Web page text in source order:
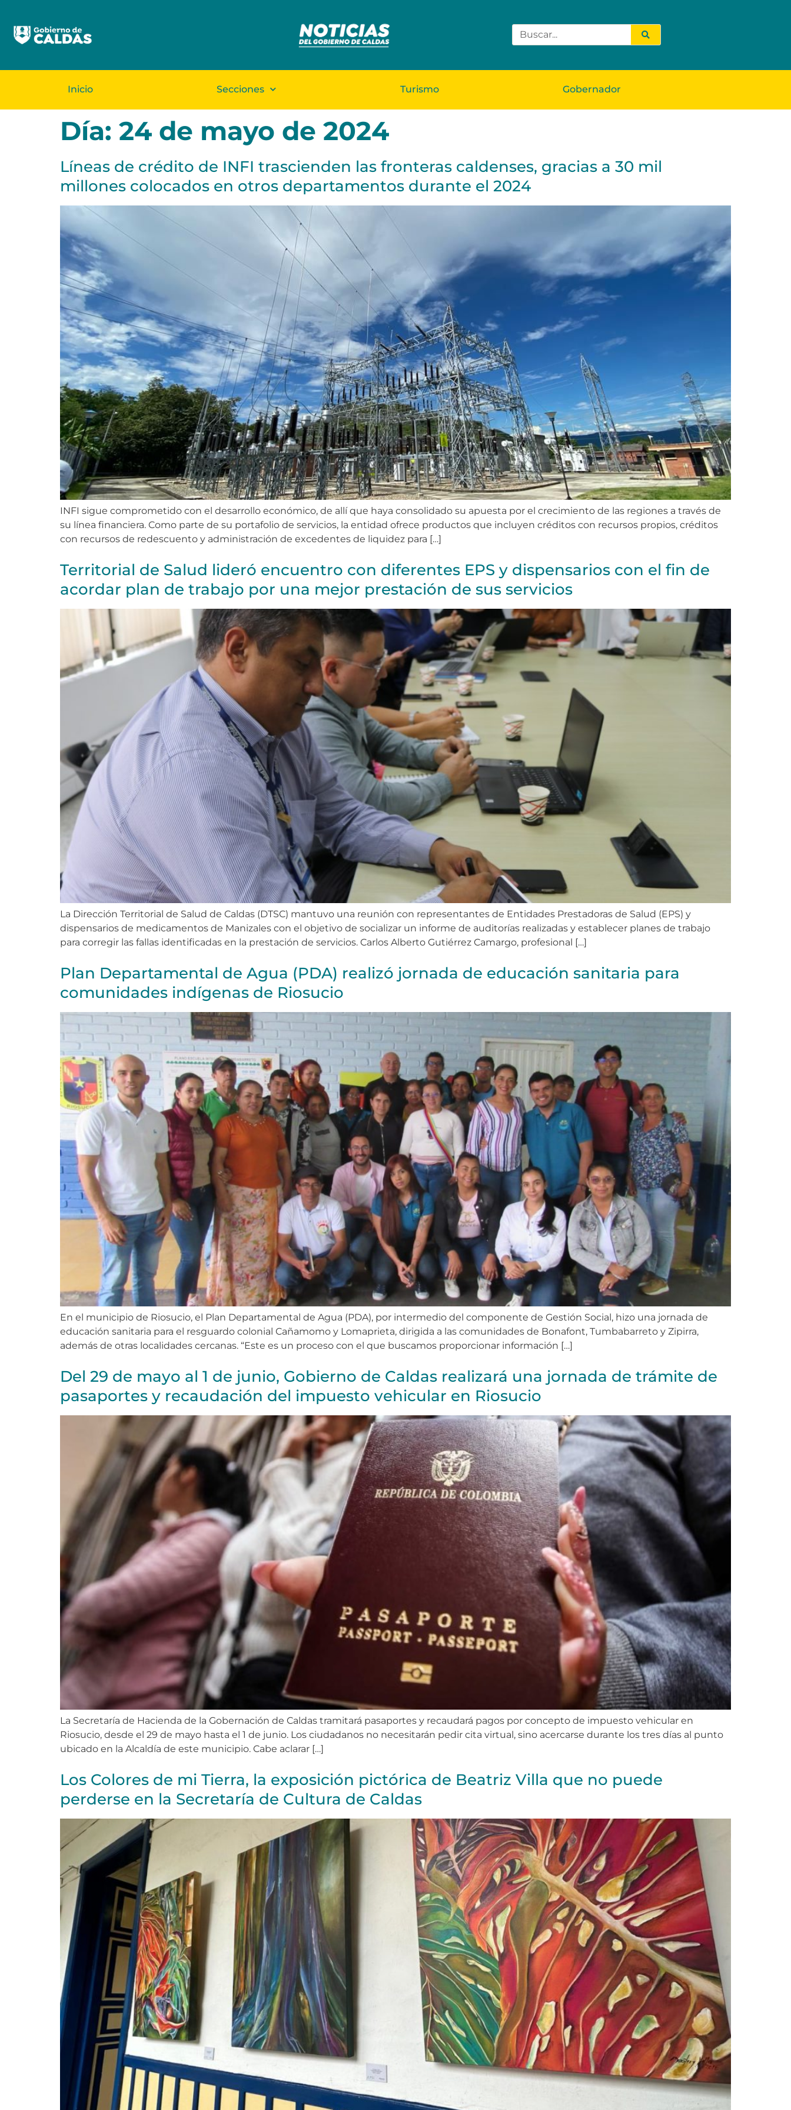
Inicio Secciones Turismo Gobernador
Día: 24 de mayo de 2024
Líneas de crédito de INFI trascienden las fronteras caldenses, gracias a 30 mil
millones colocados en otros departamentos durante el 2024
INFI sigue comprometido con el desarrollo económico, de allí que haya consolidado su apuesta por el crecimiento de las regiones a través de
su línea financiera. Como parte de su portafolio de servicios, la entidad ofrece productos que incluyen créditos con recursos propios, créditos
con recursos de redescuento y administración de excedentes de liquidez para […]
Territorial de Salud lideró encuentro con diferentes EPS y dispensarios con el fin de
acordar plan de trabajo por una mejor prestación de sus servicios
La Dirección Territorial de Salud de Caldas (DTSC) mantuvo una reunión con representantes de Entidades Prestadoras de Salud (EPS) y
dispensarios de medicamentos de Manizales con el objetivo de socializar un informe de auditorías realizadas y establecer planes de trabajo
para corregir las fallas identificadas en la prestación de servicios. Carlos Alberto Gutiérrez Camargo, profesional […]
Plan Departamental de Agua (PDA) realizó jornada de educación sanitaria para
comunidades indígenas de Riosucio
En el municipio de Riosucio, el Plan Departamental de Agua (PDA), por intermedio del componente de Gestión Social, hizo una jornada de
educación sanitaria para el resguardo colonial Cañamomo y Lomaprieta, dirigida a las comunidades de Bonafont, Tumbabarreto y Zipirra,
además de otras localidades cercanas. “Este es un proceso con el que buscamos proporcionar información […]
Del 29 de mayo al 1 de junio, Gobierno de Caldas realizará una jornada de trámite de
pasaportes y recaudación del impuesto vehicular en Riosucio
La Secretaría de Hacienda de la Gobernación de Caldas tramitará pasaportes y recaudará pagos por concepto de impuesto vehicular en
Riosucio, desde el 29 de mayo hasta el 1 de junio. Los ciudadanos no necesitarán pedir cita virtual, sino acercarse durante los tres días al punto
ubicado en la Alcaldía de este municipio. Cabe aclarar […]
Los Colores de mi Tierra, la exposición pictórica de Beatriz Villa que no puede
perderse en la Secretaría de Cultura de Caldas